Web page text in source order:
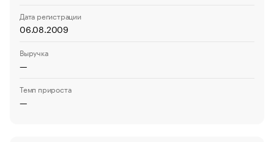
Дата регистрации
06.08.2009
Выручка
—
Темп прироста
—